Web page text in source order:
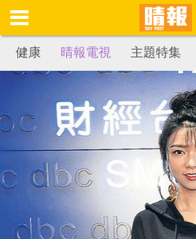
健康 晴報電視 主題特集